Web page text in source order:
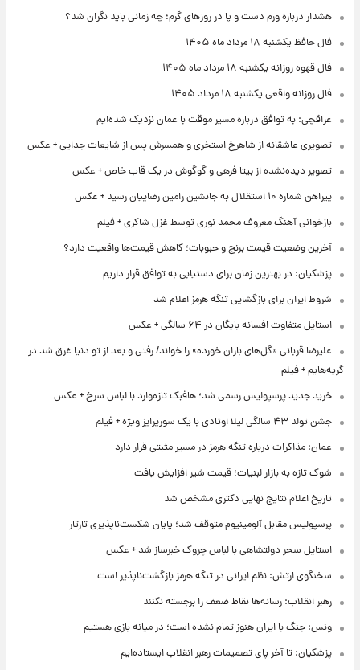
هشدار درباره ورم دست و پا در روزهای گرم؛ چه زمانی باید نگران شد؟
فال حافظ یکشنبه ۱۸ مرداد ماه ۱۴۰۵
فال قهوه روزانه یکشنبه ۱۸ مرداد ماه ۱۴۰۵
فال روزانه واقعی یکشنبه ۱۸ مرداد ۱۴۰۵
عراقچی: به توافق درباره مسیر موقت با عمان نزدیک شده‌ایم
تصویری عاشقانه از شاهرخ استخری و همسرش پس از شایعات جدایی + عکس
تصویر دیده‌نشده از بیتا فرهی و گوگوش در یک قاب خاص + عکس
پیراهن شماره ۱۰ استقلال به جانشین رامین رضاییان رسید + عکس
بازخوانی آهنگ معروف محمد نوری توسط غزل شاکری + فیلم
آخرین وضعیت قیمت برنج و حبوبات؛ کاهش قیمت‌ها واقعیت دارد؟
پزشکیان: در بهترین زمان برای دستیابی به توافق قرار داریم
شروط ایران برای بازگشایی تنگه هرمز اعلام شد
استایل متفاوت افسانه بایگان در ۶۴ سالگی + عکس
علیرضا قربانی «گل‌های باران خورده» را خواند/ رفتی و بعد از تو دنیا غرق شد در
گریه‌هایم + فیلم
خرید جدید پرسپولیس رسمی شد؛ هافبک تازه‌وارد با لباس سرخ + عکس
جشن تولد ۴۳ سالگی لیلا اوتادی با یک سورپرایز ویژه + فیلم
عمان: مذاکرات درباره تنگه هرمز در مسیر مثبتی قرار دارد
شوک تازه به بازار لبنیات؛ قیمت شیر افزایش یافت
تاریخ اعلام نتایج نهایی دکتری مشخص شد
پرسپولیس مقابل آلومینیوم متوقف شد؛ پایان شکست‌ناپذیری تارتار
استایل سحر دولتشاهی با لباس چروک خبرساز شد + عکس
سخنگوی ارتش: نظم ایرانی در تنگه هرمز بازگشت‌ناپذیر است
رهبر انقلاب: رسانه‌ها نقاط ضعف را برجسته نکنند
ونس: جنگ با ایران هنوز تمام نشده است؛ در میانه بازی هستیم
پزشکیان: تا آخر پای تصمیمات رهبر انقلاب ایستاده‌ایم